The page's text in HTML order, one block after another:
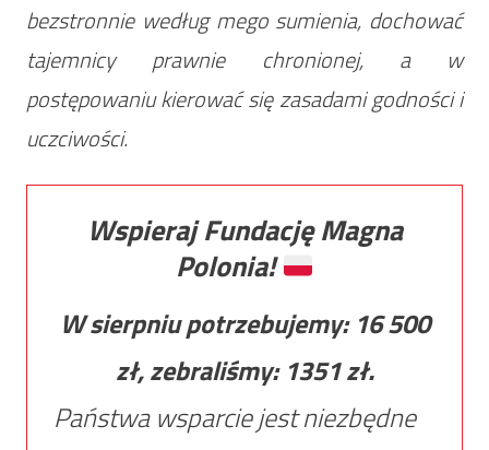
bezstronnie według mego sumienia, dochować
tajemnicy prawnie chronionej, a w
postępowaniu kierować się zasadami godności i
uczciwości.
Wspieraj Fundację Magna
Polonia!
W sierpniu potrzebujemy: 16 500
zł, zebraliśmy: 1351zł.
Państwa wsparcie jest niezbędne